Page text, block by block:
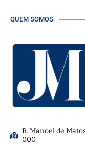
QUEM SOMOS
R. Manoel de
000